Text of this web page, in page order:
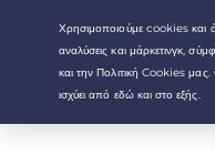
Your choice:The Best